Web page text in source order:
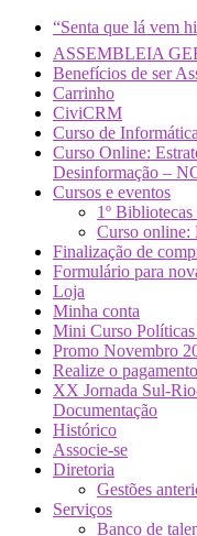
“Senta que lá vem
ASSEMBLEIA
Benefícios de ser
Carrinho
CiviCRM
Curso de
Curso Online:
Desinformação –
Cursos e eventos
1º
Curso online:
Finalização de
Formulário para
Loja
Minha conta
Mini Curso
Promo Novembro
Realize o
XX Jornada Sul-
Documentação
Histórico
Associe-se
Diretoria
Gestões
Serviços
Banco de